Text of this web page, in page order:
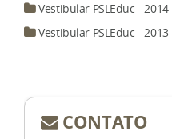
Vestibular PSLEduc - 2014
Vestibular PSLEduc - 2013
CONTATO